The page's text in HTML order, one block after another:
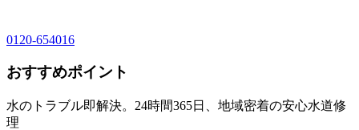
0120-654016
おすすめポイント
水のトラブル即解決。24時間365日、地域密着の安心水道修
理